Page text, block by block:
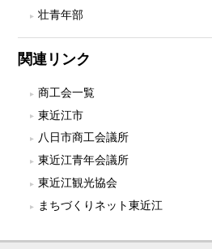
壮青年部
関連リンク
商工会一覧
東近江市
八日市商工会議所
東近江青年会議所
東近江観光協会
まちづくりネット東近江